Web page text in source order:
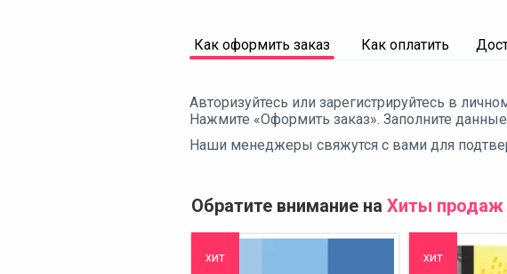
Как оформить заказ Как оплатить
Авторизуйтесь или зарегистрируйтесь в
Нажмите «Оформить заказ». Заполните
Наши менеджеры свяжутся с вами для
Обратите внимание на Хиты продаж
хит хит